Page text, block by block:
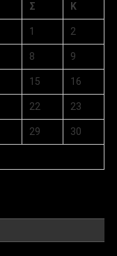
Σ Κ
1 2
8 9
15 16
22 23
29 30